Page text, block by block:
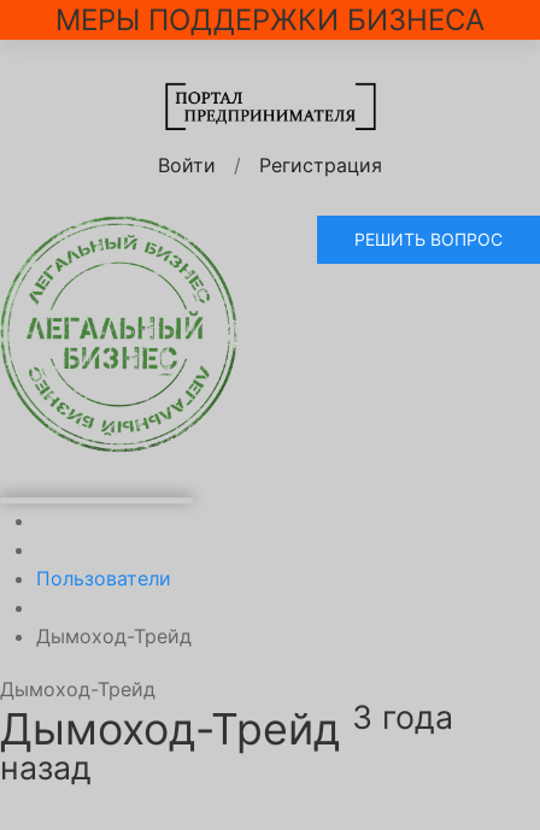
МЕРЫ ПОДДЕРЖКИ БИЗНЕСА
Войти / Регистрация
РЕШИТЬ ВОПРОС
Пользователи
Дымоход-Трейд
Дымоход-Трейд
Дымоход-Трейд 3 года
назад